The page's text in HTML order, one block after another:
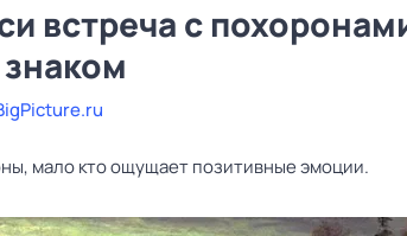
встреча с
мало кто ощущает позитивные эмоции.